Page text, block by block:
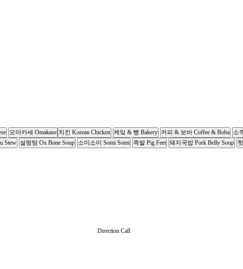
오마카세 Omakase 치킨 Korean Chicken 케잌 & 빵 Bakery 커피 & 보바 Coffee & Boba 소
Stew 설렁탕 Ox Bone Soup 소미소미 Somi Somi 족발 Pig Feet 돼지국밥 Pork Belly Soup
Direction Call